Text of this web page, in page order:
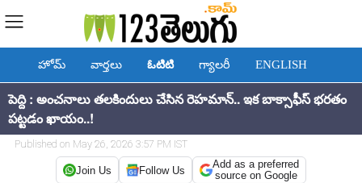
హోమ్ వార్తలు ఓటిటి గ్యాలరీ ENGLISH
పెద్ది : అంచనాలు తలకిందులు చేసిన రెహమాన్.. ఇక బాక్సాఫీస్ భరతం
పట్టడం ఖాయం..!
Published on May 26, 2026 3:57 PM IST
Join Us Follow Us
Add as a preferred
source on Google